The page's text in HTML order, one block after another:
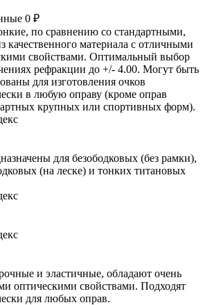
0 ₽
по сравнению со стандартными,
качественного материала с отличными
свойствами. Оптимальный выбор
рефракции до +/- 4.00. Могут быть
для изготовления очков
в любую оправу (кроме оправ
крупных или спортивных форм).
для безободковых (без рамки),
(на леске) и тонких титановых
и эластичные, обладают очень
оптическими свойствами. Подходят
для любых оправ.